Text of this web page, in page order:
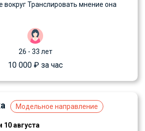
вокруг Транслировать мнение она
26 - 33 лет
10 000 ₽ за час
Модельное направление
10 августа